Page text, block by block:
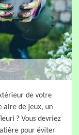
de votre
aire de jeux, un
? Vous devriez
pour éviter